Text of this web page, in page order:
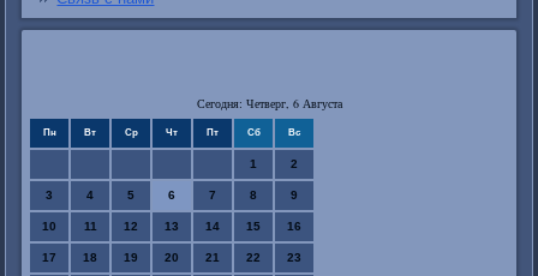
Сегодня: Четверг, 6 Августа
Пн Вт Ср Чт Пт Сб Вс
1 2
3 4 5 6 7 8 9
10 11 12 13 14 15 16
17 18 19 20 21 22 23